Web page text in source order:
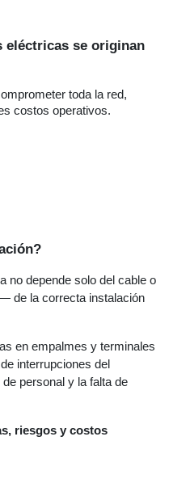
eléctricas se originan
toda la red,
costos operativos.
no depende solo del cable o
de lacorrecta instalación
en empalmes y terminales
interrupciones del
personal y la falta de
riesgos y costos